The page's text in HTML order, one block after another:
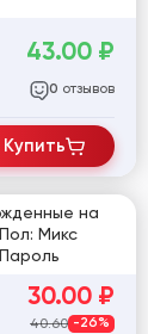
43.00 ₽
0 отзывов
Купить
на
Микс
30.00 ₽
40.60 -26%